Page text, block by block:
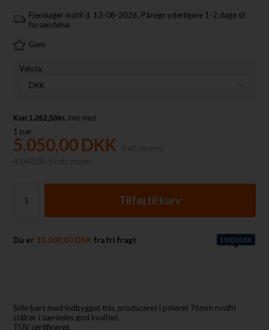
Fjernlager indtil d. 13-08-2026. Påregn yderligere 1-2 dage til
forsendelse.
Gem
Valuta:
1 par
5.050,00 DKK
4.040,00
Ekskl. moms
Du er 10.000,00 DKK fra fri fragt 10000 DKK
Side bars med indbygget trin, produceret i poleret 76mm rustfri
stålrør i særdeles god kvalitet.
TÜV certificeret.